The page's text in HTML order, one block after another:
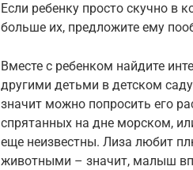
Если ребенку просто скучно в
больше их, предложите ему
Вместе с ребенком найдите
другими детьми в детском
значит можно попросить его
спрятанных на дне морском,
еще неизвестны. Лиза любит
животными – значит, малыш